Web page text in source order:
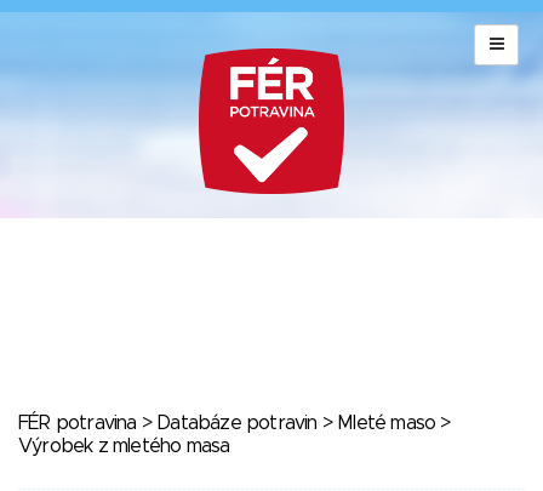
FÉR potravina > Databáze potravin > Mleté maso >
Výrobek z mletého masa